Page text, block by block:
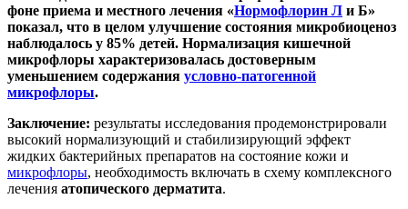
фоне приема и местного лечения «Нормофлорин Л и Б»
показал, что в целом улучшение состояния микробиоценоз
наблюдалось у 85% детей. Нормализация кишечной
микрофлоры характеризовалась достоверным
уменьшением содержания условно-патогенной
микрофлоры.
Заключение: результаты исследования продемонстрировали
высокий нормализующий и стабилизирующий эффект
жидких бактерийных препаратов на состояние кожи и
микрофлоры, необходимость включать в схему комплексного
лечения атопического дерматита.